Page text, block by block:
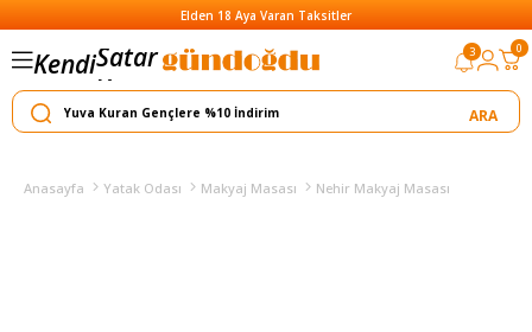
Elden 18 Aya Varan Taksitler
Kendi
Satar
Yapar
3 0
Anasayfa Yatak Odası Makyaj Masası Nehir Makyaj Masası